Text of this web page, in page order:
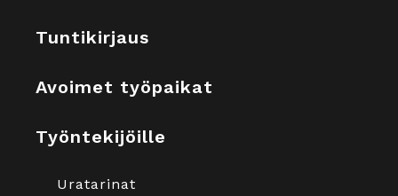
Tuntikirjaus
Avoimet työpaikat
Työntekijöille
Uratarinat